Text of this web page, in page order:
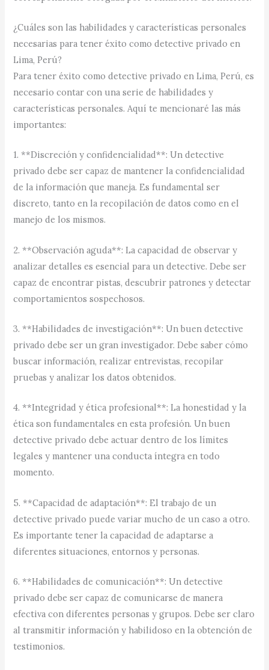
¿Cuáles son las habilidades y características personales
necesarias para tener éxito como detective privado en
Lima, Perú?
Para tener éxito como detective privado en Lima, Perú, es
necesario contar con una serie de habilidades y
características personales. Aquí te mencionaré las más
importantes:
1. **Discreción y confidencialidad**: Un detective
privado debe ser capaz de mantener la confidencialidad
de la información que maneja. Es fundamental ser
discreto, tanto en la recopilación de datos como en el
manejo de los mismos.
2. **Observación aguda**: La capacidad de observar y
analizar detalles es esencial para un detective. Debe ser
capaz de encontrar pistas, descubrir patrones y detectar
comportamientos sospechosos.
3. **Habilidades de investigación**: Un buen detective
privado debe ser un gran investigador. Debe saber cómo
buscar información, realizar entrevistas, recopilar
pruebas y analizar los datos obtenidos.
4. **Integridad y ética profesional**: La honestidad y la
ética son fundamentales en esta profesión. Un buen
detective privado debe actuar dentro de los límites
legales y mantener una conducta íntegra en todo
momento.
5. **Capacidad de adaptación**: El trabajo de un
detective privado puede variar mucho de un caso a otro.
Es importante tener la capacidad de adaptarse a
diferentes situaciones, entornos y personas.
6. **Habilidades de comunicación**: Un detective
privado debe ser capaz de comunicarse de manera
efectiva con diferentes personas y grupos. Debe ser claro
al transmitir información y habilidoso en la obtención de
testimonios.